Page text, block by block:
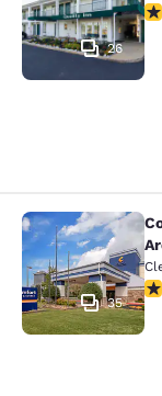
26
Comfort
35